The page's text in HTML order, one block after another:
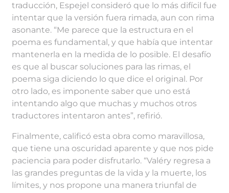
traducción, Espejel consideró que lo más difícil fue
intentar que la versión fuera rimada, aun con rima
asonante. “Me parece que la estructura en el
poema es fundamental, y que había que intentar
mantenerla en la medida de lo posible. El desafío
es que al buscar soluciones para las rimas, el
poema siga diciendo lo que dice el original. Por
otro lado, es imponente saber que uno está
intentando algo que muchas y muchos otros
traductores intentaron antes”, refirió.
Finalmente, calificó esta obra como maravillosa,
que tiene una oscuridad aparente y que nos pide
paciencia para poder disfrutarlo. “Valéry regresa a
las grandes preguntas de la vida y la muerte, los
límites, y nos propone una manera triunfal de